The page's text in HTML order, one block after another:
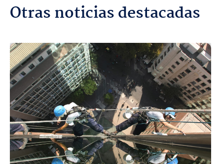
Otras noticias destacadas